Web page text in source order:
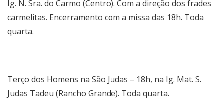
Ig. N. Sra. do Carmo (Centro). Com a direção dos frades
carmelitas. Encerramento com a missa das 18h. Toda
quarta.
Terço dos Homens na São Judas – 18h, na Ig. Mat. S.
Judas Tadeu (Rancho Grande). Toda quarta.